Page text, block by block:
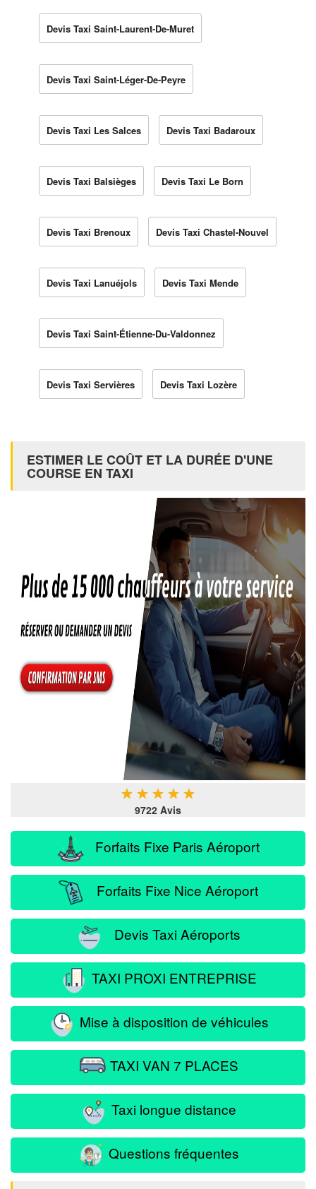
Devis Taxi Saint-Laurent-De-Muret
Devis Taxi Saint-Léger-De-Peyre
Devis Taxi Les Salces Devis Taxi Badaroux
Devis Taxi Balsièges Devis Taxi Le Born
Devis Taxi Brenoux Devis Taxi Chastel-Nouvel
Devis Taxi Lanuéjols Devis Taxi Mende
Devis Taxi Saint-Étienne-Du-Valdonnez
Devis Taxi Servières Devis Taxi Lozère
ESTIMER LE COÛT ET LA DURÉE D'UNE
COURSE EN TAXI
★ ★ ★ ★ ★
9722 Avis
Forfaits Fixe Paris Aéroport
Forfaits Fixe Nice Aéroport
Devis Taxi Aéroports
TAXI PROXI ENTREPRISE
Mise à disposition de véhicules
TAXI VAN 7 PLACES
Taxi longue distance
Questions fréquentes